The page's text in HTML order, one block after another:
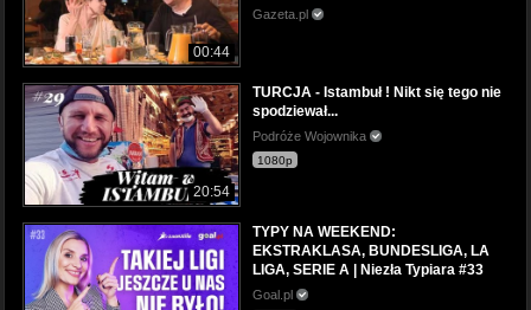
00:44
Gazeta.pl
20:54
TURCJA - Istambuł ! Nikt się tego nie
spodziewał...
Podróże Wojownika
1080p
TYPY NA WEEKEND:
EKSTRAKLASA, BUNDESLIGA, LA
LIGA, SERIE A | Niezła Typiara #33
Goal.pl